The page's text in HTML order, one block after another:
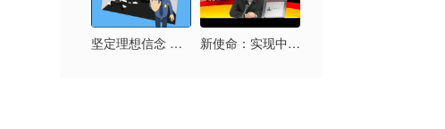
坚定理想信念 拒绝邪教腐蚀 新使命：实现中华民族伟大复兴